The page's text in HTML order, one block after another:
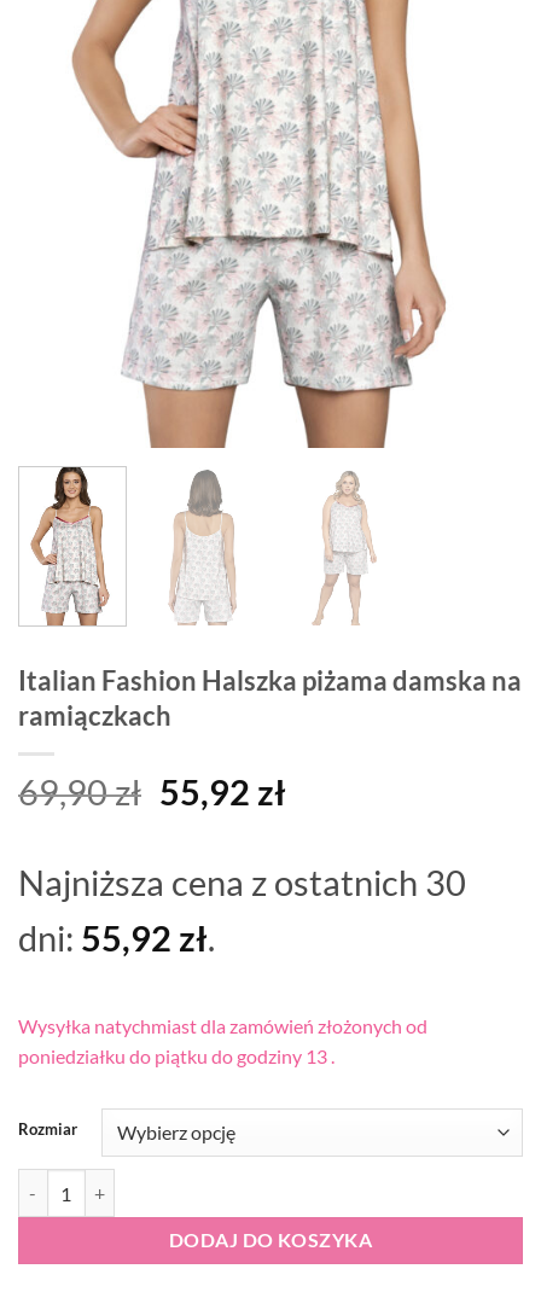
Italian Fashion Halszka piżama damska na
ramiączkach
69,90zł Pierwotna
69,90 zł.
55,92 złAktualna
55,92 zł.
Najniższa cena z ostatnich 30
dni: 55,92 zł.
Wysyłka natychmiast dla zamówień złożonych od
poniedziałku do piątku do godziny 13 .
Rozmiar
DODAJ DO KOSZYKA